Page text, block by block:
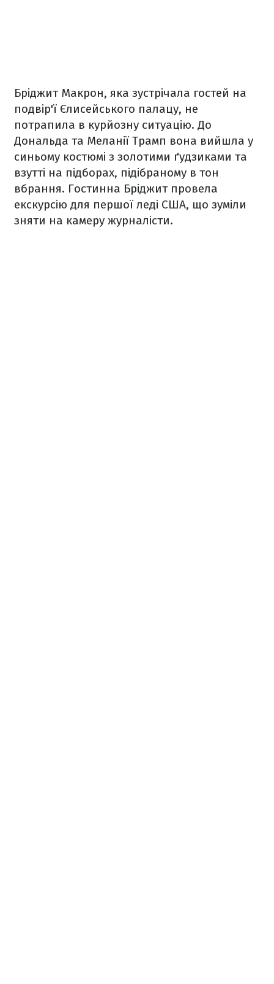
Бріджит Макрон, яка зустрічала гостей на
подвір'ї Єлисейського палацу, не
потрапила в курйозну ситуацію. До
Дональда та Меланії Трамп вона вийшла у
синьому костюмі з золотими ґудзиками та
взутті на підборах, підібраному в тон
вбрання. Гостинна Бріджит провела
екскурсію для першої леді США, що зуміли
зняти на камеру журналісти.